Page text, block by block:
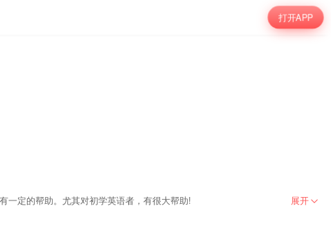
打开APP
一定的帮助。尤其对初学英语者，有很大帮助! 展开